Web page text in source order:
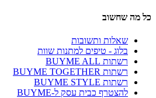
כל מה שחשוב
שאלות ותשובות
בלוג - טיפים למתנות שוות
רשתות BUYME ALL
רשתות BUYME TOGETHER
רשתות BUYME STYLE
להצטרף כבית עסק ל-BUYME